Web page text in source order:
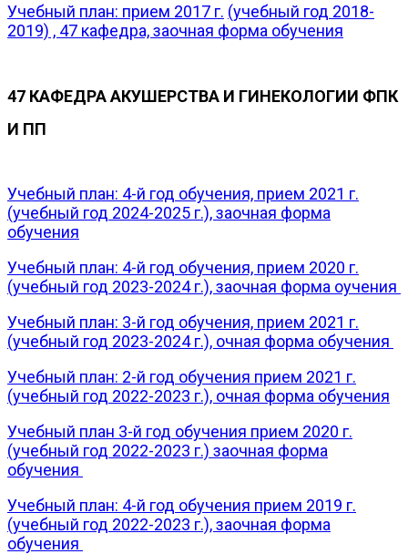
Учебный план: прием 2017 г. (учебный год 2018-
2019) , 47 кафедра, заочная форма обучения
47 КАФЕДРА АКУШЕРСТВА И ГИНЕКОЛОГИИ ФПК
И ПП
Учебный план: 4-й год обучения, прием 2021 г.
(учебный год 2024-2025 г.), заочная форма
обучения
Учебный план: 4-й год обучения, прием 2020 г.
(учебный год 2023-2024 г.), заочная форма оучения
Учебный план: 3-й год обучения, прием 2021 г.
(учебный год 2023-2024 г.), очная форма обучения
Учебный план: 2-й год обучения прием 2021 г.
(учебный год 2022-2023 г.), очная форма обучения
Учебный план 3-й год обучения прием 2020 г.
(учебный год 2022-2023 г.) заочная форма
обучения
Учебный план: 4-й год обучения прием 2019 г.
(учебный год 2022-2023 г.), заочная форма
обучения